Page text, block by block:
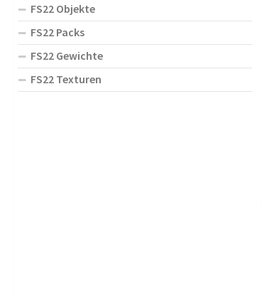
FS22 Objekte
FS22 Packs
FS22 Gewichte
FS22 Texturen